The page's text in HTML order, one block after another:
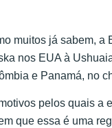
muitos já sabem, a
nos EUA à
e Panamá, no
pelos quais a
que essa é uma